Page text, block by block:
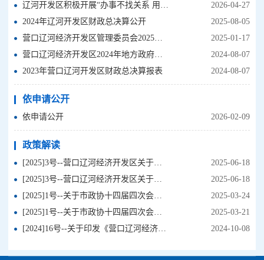
辽河开发区积极开展“办事不找关系 用权不图好处”清风窗口宣传工作
2026-04-27
2024年辽河开发区财政总决算公开
2025-08-05
营口辽河经济开发区管理委员会2025年度部门预算
2025-01-17
营口辽河经济开发区2024年地方政府预算表
2024-08-07
2023年营口辽河开发区财政总决算报表
2024-08-07
依申请公开
依申请公开 2026-02-09
政策解读
[2025]3号--营口辽河经济开发区关于成立国有资产盘活行动工作专班的通知（图解）
2025-06-18
[2025]3号--营口辽河经济开发区关于成立国有资产盘活行动工作专班的通知（解读）
2025-06-18
[2025]1号--关于市政协十四届四次会议第6号提案的协办意见（图解）
2025-03-24
[2025]1号--关于市政协十四届四次会议第6号提案的协办意见（解读）
2025-03-21
[2024]16号--关于印发《营口辽河经济开发区2024年绩效考核实施方案》的通知（图解）
2024-10-08